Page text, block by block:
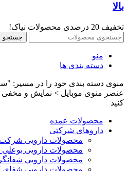
بالا
تخفیف 20 درصدی محصولات نیاک!
جستجو
منو
دسته بندی ها
منوی دسته بندی خود را در مسیر:
عنصر منوی موبایل > نمایش و مخفی
کنید
محصولات عمده
داروهای شرکتی
محصولات دارویی شرکت
محصولات دارویی بوعلی
محصولات دارویی
محصولات دارویی شفای